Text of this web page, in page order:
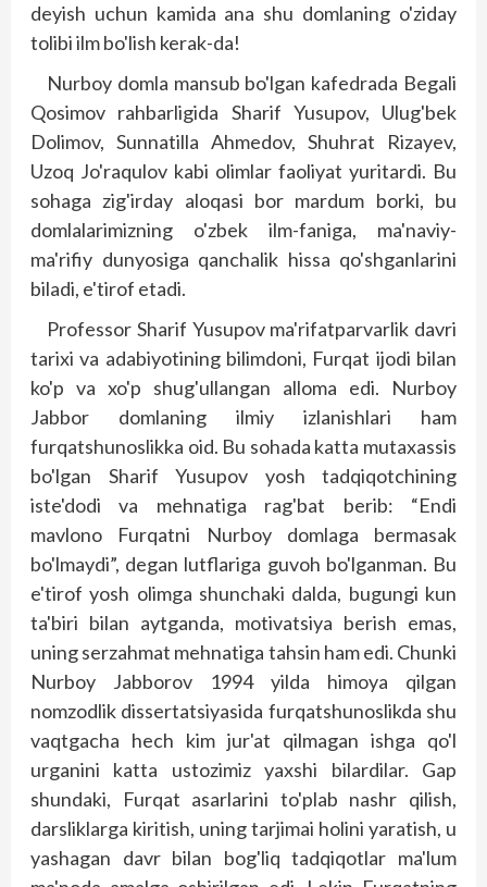
deyish uchun kamida ana shu domlaning o'ziday
tolibi ilm bo'lish kerak-da!
Nurboy domla mansub bo'lgan kafedrada Begali
Qosimov rahbarligida Sharif Yusupov, Ulug'bek
Dolimov, Sunnatilla Ahmedov, Shuhrat Rizayev,
Uzoq Jo'raqulov kabi olimlar faoliyat yuritardi. Bu
sohaga zig'irday aloqasi bor mardum borki, bu
domlalarimizning o'zbek ilm-faniga, ma'naviy-
ma'rifiy dunyosiga qanchalik hissa qo'shganlarini
biladi, e'tirof etadi.
Professor Sharif Yusupov ma'rifatparvarlik davri
tarixi va adabiyotining bilimdoni, Furqat ijodi bilan
ko'p va xo'p shug'ullangan alloma edi. Nurboy
Jabbor domlaning ilmiy izlanishlari ham
furqatshunoslikka oid. Bu sohada katta mutaxassis
bo'lgan Sharif Yusupov yosh tadqiqotchining
iste'dodi va mehnatiga rag'bat berib: “Endi
mavlono Furqatni Nurboy domlaga bermasak
bo'lmaydi”, degan lutflariga guvoh bo'lganman. Bu
e'tirof yosh olimga shunchaki dalda, bugungi kun
ta'biri bilan aytganda, motivatsiya berish emas,
uning serzahmat mehnatiga tahsin ham edi. Chunki
Nurboy Jabborov 1994 yilda himoya qilgan
nomzodlik dissertatsiyasida furqatshunoslikda shu
vaqtgacha hech kim jur'at qilmagan ishga qo'l
urganini katta ustozimiz yaxshi bilardilar. Gap
shundaki, Furqat asarlarini to'plab nashr qilish,
darsliklarga kiritish, uning tarjimai holini yaratish, u
yashagan davr bilan bog'liq tadqiqotlar ma'lum